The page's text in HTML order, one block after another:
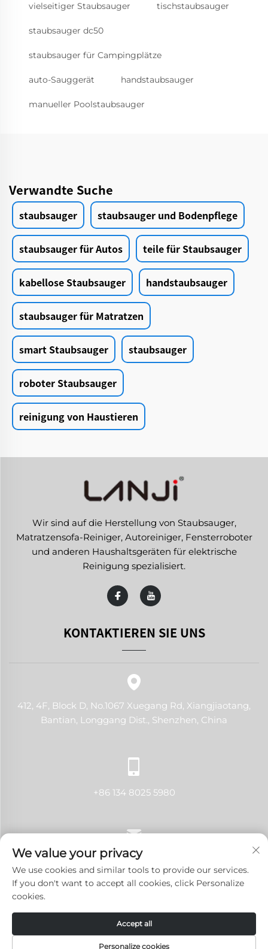
vielseitiger Staubsauger tischstaubsauger
staubsauger dc50
staubsauger für Campingplätze
auto-Sauggerät handstaubsauger
manueller Poolstaubsauger
Verwandte Suche
staubsauger staubsauger und Bodenpflege
staubsauger für Autos teile für Staubsauger
kabellose Staubsauger handstaubsauger
staubsauger für Matratzen
smart Staubsauger staubsauger
roboter Staubsauger
reinigung von Haustieren
Wir sind auf die Herstellung von Staubsauger,
Matratzensofa-Reiniger, Autoreiniger, Fensterroboter
und anderen Haushaltsgeräten für elektrische
Reinigung spezialisiert.
KONTAKTIEREN SIE UNS
412, 4F, Block D, No.1067 Xuegang Rd, Xiangjiaotang,
Bantian, Longgang Dist., Shenzhen, China
+86 134 8025 5980
[email protected]
Urheberrecht © 2024 Shenzhen LANJI Tech Co., Ltd. Alle
Rechte vorbehalten. Datenschutzrichtlinie
We value your privacy
We use cookies and similar tools to provide our services.
If you don't want to accept all cookies, click Personalize
cookies.
Personalize cookies
Accept all